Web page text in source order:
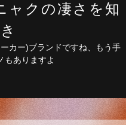
ャクの凄さを知
カー)ブランドですね、もう手
もありますよ